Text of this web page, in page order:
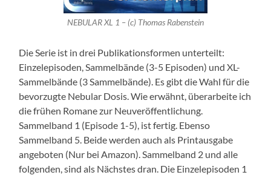
NEBULAR XL 1 – (c) Thomas Rabenstein
Die Serie ist in drei Publikationsformen unterteilt:
Einzelepisoden, Sammelbände (3-5 Episoden) und XL-
Sammelbände (3 Sammelbände). Es gibt die Wahl für die
bevorzugte Nebular Dosis. Wie erwähnt, überarbeite ich
die frühen Romane zur Neuveröffentlichung.
Sammelband 1 (Episode 1-5), ist fertig. Ebenso
Sammelband 5. Beide werden auch als Printausgabe
angeboten (Nur bei Amazon). Sammelband 2 und alle
folgenden, sind als Nächstes dran. Die Einzelepisoden 1